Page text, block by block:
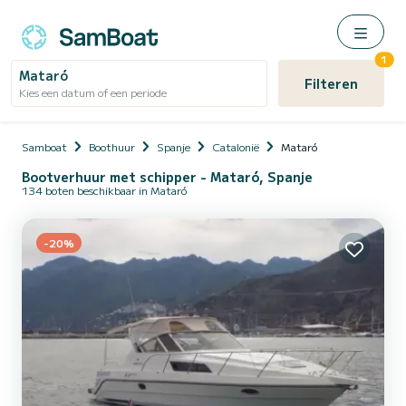
Mataró
Kies een datum of een periode Filteren
1
Samboat Boothuur Spanje Catalonië Mataró
Bootverhuur met schipper - Mataró, Spanje
134 boten beschikbaar in Mataró
-20%